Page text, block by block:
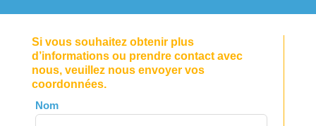
Si vous souhaitez obtenir plus
d’informations ou prendre contact avec
nous, veuillez nous envoyer vos
coordonnées.
Leave
this
Nom